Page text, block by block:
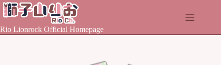
Skip
to
Rio Lionrock Official Homepage